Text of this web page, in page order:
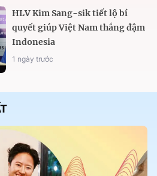
HLV Kim Sang-sik tiết lộ bí
quyết giúp Việt Nam thắng đậm
Indonesia
1 ngày trước